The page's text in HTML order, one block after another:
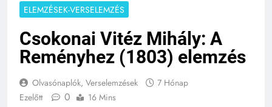
ELEMZÉSEK-VERSELEMZÉS
Csokonai Vitéz Mihály: A
Reményhez (1803) elemzés
Olvasónaplók, Verselemzések
7 Hónap
Ezelőtt
0 16 Mins